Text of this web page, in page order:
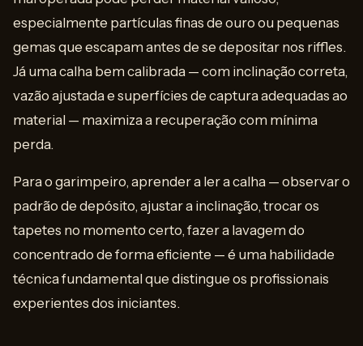
especialmente partículas finas de ouro ou pequenas
gemas que escapam antes de se depositar nos riffles.
Já uma calha bem calibrada — com inclinação correta,
vazão ajustada e superfícies de captura adequadas ao
material — maximiza a recuperação com mínima
perda.
Para o garimpeiro, aprender a ler a calha — observar o
padrão de depósito, ajustar a inclinação, trocar os
tapetes no momento certo, fazer a lavagem do
concentrado de forma eficiente — é uma habilidade
técnica fundamental que distingue os profissionais
experientes dos iniciantes.